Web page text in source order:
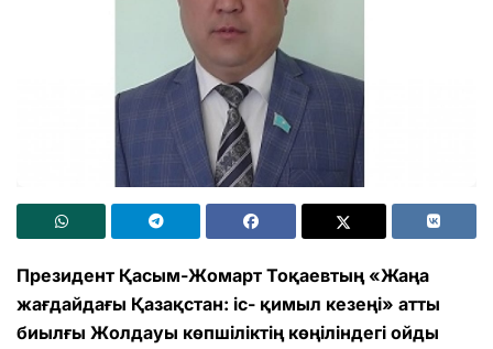
Президент Қасым-Жомарт Тоқаев­тың «Жаңа
жағдайдағы Қазақстан: іс- қимыл кезеңі» атты
биылғы Жолдауы көпшіліктің көңіліндегі ойды